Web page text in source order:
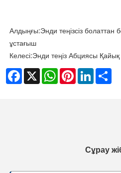
Алдыңғы:Энди теңізсіз болаттан
ұстағыш
Келесі:Энди теңіз Абциясы Қайық
Facebook
X WhatsAppPinterestLinkedIn
Сұрау